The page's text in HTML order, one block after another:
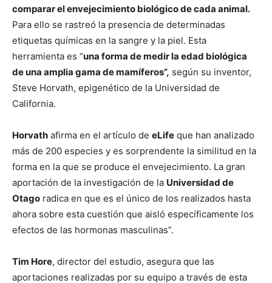
comparar el envejecimiento biológico de cada animal.
Para ello se rastreó la presencia de determinadas
etiquetas químicas en la sangre y la piel. Esta
herramienta es “una forma de medir la edad biológica
de una amplia gama de mamíferos”, según su inventor,
Steve Horvath, epigenético de la Universidad de
California.
Horvath afirma en el artículo de eLife que han analizado
más de 200 especies y es sorprendente la similitud en la
forma en la que se produce el envejecimiento. La gran
aportación de la investigación de la Universidad de
Otago radica en que es el único de los realizados hasta
ahora sobre esta cuestión que aisló específicamente los
efectos de las hormonas masculinas”.
Tim Hore, director del estudio, asegura que las
aportaciones realizadas por su equipo a través de esta